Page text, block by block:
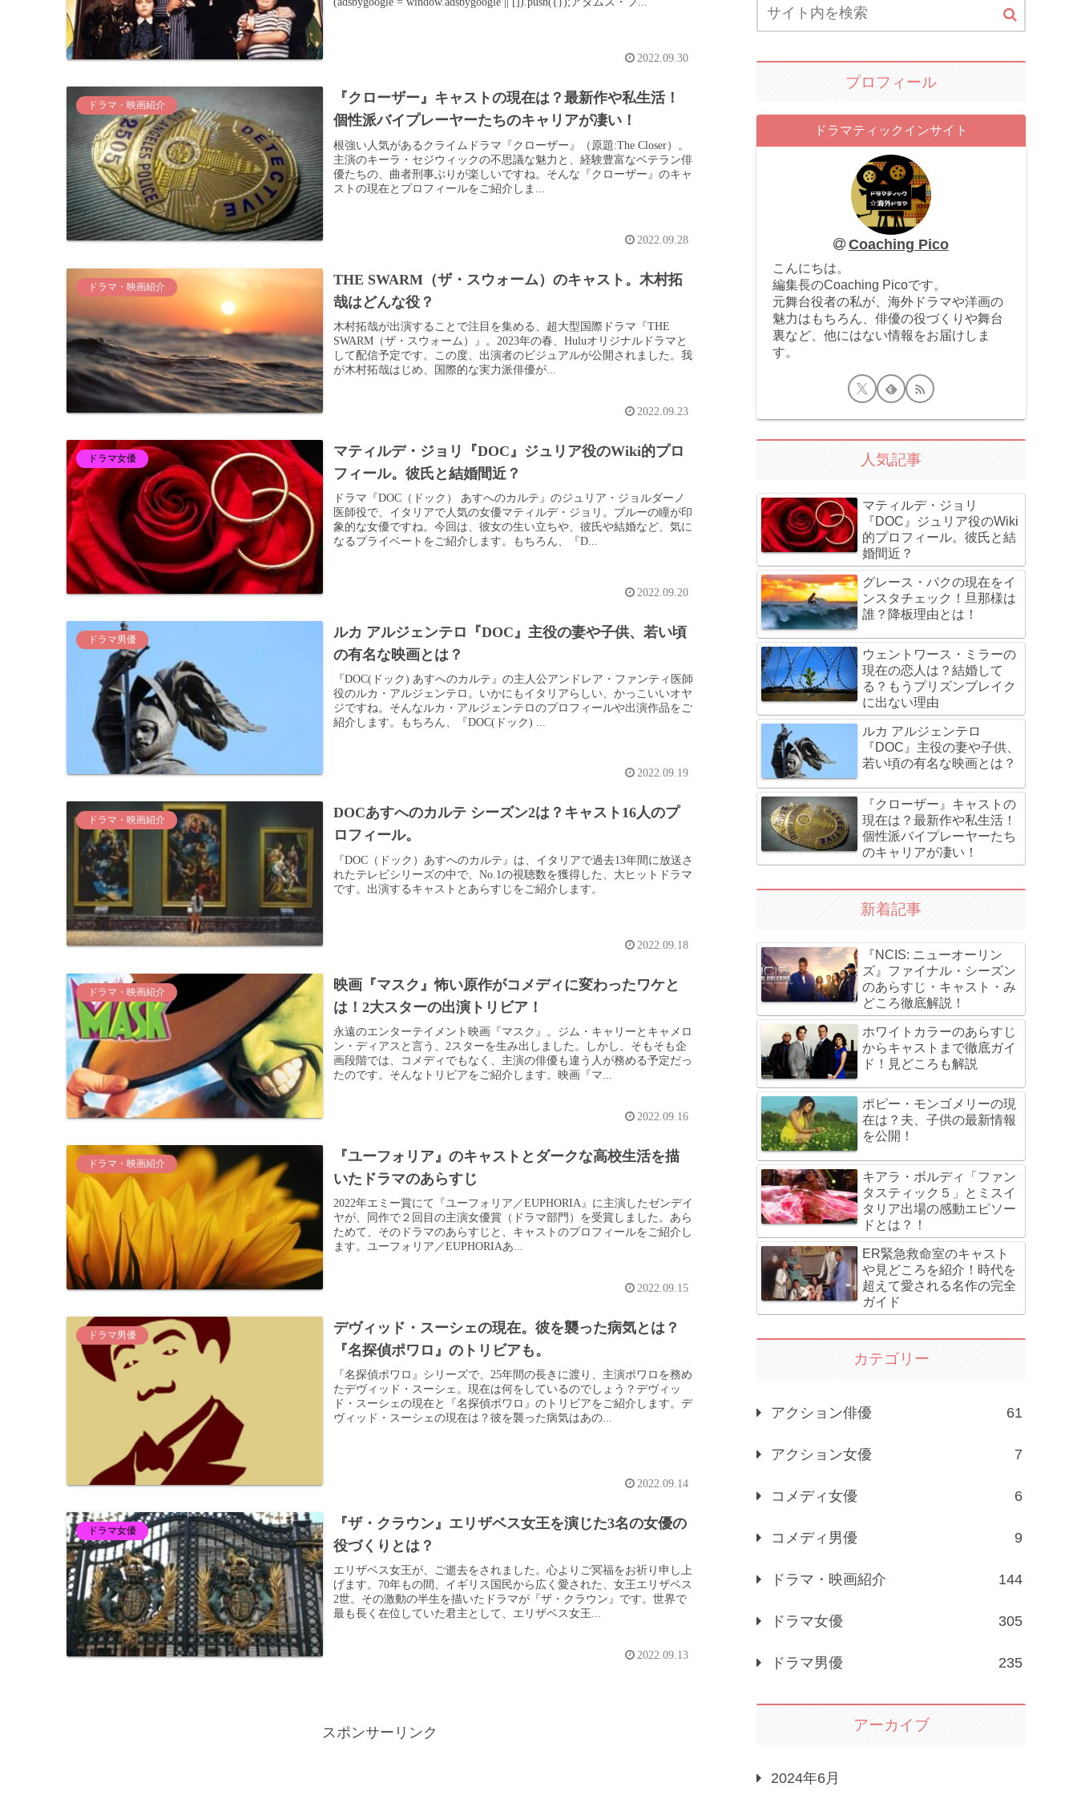
2022.09.30
ドラマ・映画紹介
『クローザー』キャストの現在は？最新作や私生活！
個性派バイプレーヤーたちのキャリアが凄い！
根強い人気があるクライムドラマ『クローザー』（原題:The Closer）。
主演のキーラ・セジウィックの不思議な魅力と、経験豊富なベテラン俳
優たちの、曲者刑事ぶりが楽しいですね。そんな『クローザー』のキャ
ストの現在とプロフィールをご紹介しま...
2022.09.28
ドラマ・映画紹介
THE SWARM（ザ・スウォーム）のキャスト。木村拓
哉はどんな役？
木村拓哉が出演することで注目を集める、超大型国際ドラマ『THE
SWARM（ザ・スウォーム）』。2023年の春、Huluオリジナルドラマと
して配信予定です。この度、出演者のビジュアルが公開されました。我
が木村拓哉はじめ、国際的な実力派俳優が...
2022.09.23
ドラマ女優
マティルデ・ジョリ『DOC』ジュリア役のWiki的プロ
フィール。彼氏と結婚間近？
ドラマ『DOC（ドック） あすへのカルテ』のジュリア・ジョルダーノ
医師役で、イタリアで人気の女優マティルデ・ジョリ。ブルーの瞳が印
象的な女優ですね。今回は、彼女の生い立ちや、彼氏や結婚など、気に
なるプライベートをご紹介します。もちろん、『D...
2022.09.20
ドラマ男優
ルカ アルジェンテロ『DOC』主役の妻や子供、若い頃
の有名な映画とは？
『DOC(ドック) あすへのカルテ』の主人公アンドレア・ファンティ医師
役のルカ・アルジェンテロ。いかにもイタリアらしい、かっこいいオヤ
ジですね。そんなルカ・アルジェンテロのプロフィールや出演作品をご
紹介します。もちろん、『DOC(ドック) ...
2022.09.19
ドラマ・映画紹介
DOCあすへのカルテ シーズン2は？キャスト16人のプ
ロフィール。
『DOC（ドック）あすへのカルテ』は、イタリアで過去13年間に放送さ
れたテレビシリーズの中で、No.1の視聴数を獲得した、大ヒットドラマ
です。出演するキャストとあらすじをご紹介します。
2022.09.18
ドラマ・映画紹介
映画『マスク』怖い原作がコメディに変わったワケと
は！2大スターの出演トリビア！
永遠のエンターテイメント映画『マスク』。ジム・キャリーとキャメロ
ン・ディアスと言う、2スターを生み出しました。しかし、そもそも企
画段階では、コメディでもなく、主演の俳優も違う人が務める予定だっ
たのです。そんなトリビアをご紹介します。映画『マ...
2022.09.16
ドラマ・映画紹介
『ユーフォリア』のキャストとダークな高校生活を描
いたドラマのあらすじ
2022年エミー賞にて『ユーフォリア／EUPHORIA』に主演したゼンデイ
ヤが、同作で２回目の主演女優賞（ドラマ部門）を受賞しました。あら
ためて、そのドラマのあらすじと、キャストのプロフィールをご紹介し
ます。ユーフォリア／EUPHORIAあ...
2022.09.15
ドラマ男優
デヴィッド・スーシェの現在。彼を襲った病気とは？
『名探偵ポワロ』のトリビアも。
『名探偵ポワロ』シリーズで、25年間の長きに渡り、主演ポワロを務め
たデヴィッド・スーシェ。現在は何をしているのでしょう？デヴィッ
ド・スーシェの現在と『名探偵ポワロ』のトリビアをご紹介します。デ
ヴィッド・スーシェの現在は？彼を襲った病気はあの...
2022.09.14
ドラマ女優
『ザ・クラウン』エリザベス女王を演じた3名の女優の
役づくりとは？
エリザベス女王が、ご逝去をされました。心よりご冥福をお祈り申し上
げます。70年もの間、イギリス国民から広く愛された、女王エリザベス
2世。その激動の半生を描いたドラマが『ザ・クラウン』です。世界で
最も長く在位していた君主として、エリザベス女王...
2022.09.13
スポンサーリンク
プロフィール
ドラマティックインサイト
Coaching Pico
こんにちは。
編集長のCoaching Picoです。
元舞台役者の私が、海外ドラマや洋画の
魅力はもちろん、俳優の役づくりや舞台
裏など、他にはない情報をお届けしま
す。
人気記事
マティルデ・ジョリ
『DOC』ジュリア役のWiki
的プロフィール。彼氏と結
婚間近？
グレース・パクの現在をイ
ンスタチェック！旦那様は
誰？降板理由とは！
ウェントワース・ミラーの
現在の恋人は？結婚して
る？もうプリズンブレイク
に出ない理由
ルカ アルジェンテロ
『DOC』主役の妻や子供、
若い頃の有名な映画とは？
『クローザー』キャストの
現在は？最新作や私生活！
個性派バイプレーヤーたち
のキャリアが凄い！
新着記事
『NCIS: ニューオーリン
ズ』ファイナル・シーズン
のあらすじ・キャスト・み
どころ徹底解説！
ホワイトカラーのあらすじ
からキャストまで徹底ガイ
ド！見どころも解説
ポピー・モンゴメリーの現
在は？夫、子供の最新情報
を公開！
キアラ・ボルディ「ファン
タスティック５」とミスイ
タリア出場の感動エピソー
ドとは？！
ER緊急救命室のキャスト
や見どころを紹介！時代を
超えて愛される名作の完全
ガイド
カテゴリー
アクション俳優 61
アクション女優 7
コメディ女優 6
コメディ男優 9
ドラマ・映画紹介 144
ドラマ女優 305
ドラマ男優 235
アーカイブ
2024年6月